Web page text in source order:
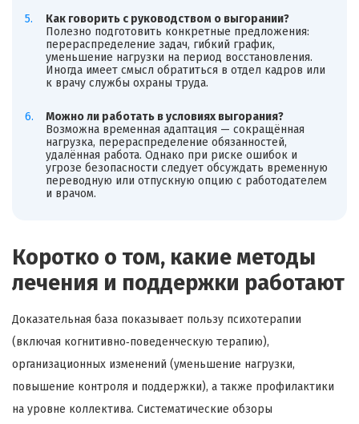
Как говорить с руководством о выгорании?
Полезно подготовить конкретные предложения:
перераспределение задач, гибкий график,
уменьшение нагрузки на период восстановления.
Иногда имеет смысл обратиться в отдел кадров или
к врачу службы охраны труда.
Можно ли работать в условиях выгорания?
Возможна временная адаптация — сокращённая
нагрузка, перераспределение обязанностей,
удалённая работа. Однако при риске ошибок и
угрозе безопасности следует обсуждать временную
переводную или отпускную опцию с работодателем
и врачом.
Коротко о том, какие методы
лечения и поддержки работают
Доказательная база показывает пользу психотерапии
(включая когнитивно‑поведенческую терапию),
организационных изменений (уменьшение нагрузки,
повышение контроля и поддержки), а также профилактики
на уровне коллектива. Систематические обзоры